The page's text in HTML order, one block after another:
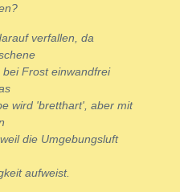
verfallen, da
Frost einwandfrei
wird 'bretthart', aber mit
die Umgebungsluft
aufweist.